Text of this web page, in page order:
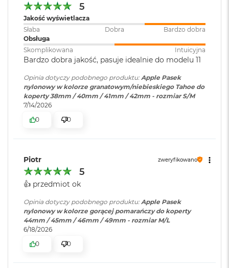
M
a
c
B
o
o
A
i
r
1
e
ł
u
k
o
l
o
r
u
a
5
Jakość wyświetlacza
Słaba
Dobra
Bardzo dobra
Obsługa
Skomplikowana
Intuicyjna
Bardzo dobra jakość, pasuje idealnie do modelu 11
Opinia dotyczy podobnego produktu:Apple Pasek
nylonowy w kolorze granatowym/niebieskiego Tahoe do
koperty 38mm / 40mm / 41mm / 42mm - rozmiar S/M
7/14/2026
0
0
Piotr zweryfikowano
5
👍️ przedmiot ok
Opinia dotyczy podobnego produktu: Apple Pasek
nylonowy w kolorze gorącej pomarańczy do koperty
44mm / 45mm / 46mm / 49mm - rozmiar M/L
6/18/2026
0
0